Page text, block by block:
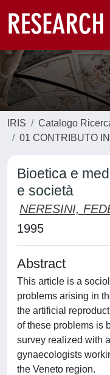
IRIS
Catalogo
01 CONTRIBUTO
Bioetica e
e società
NERESINI,
1995
Abstract
This article is a
problems arising in
the artificial
of these problems is
survey realized with
gynaecologists
the Veneto region.